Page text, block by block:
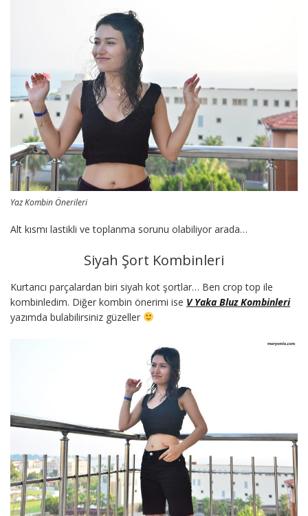
Yaz Kombin Önerileri
Alt kısmı lastikli ve toplanma sorunu olabiliyor arada…
Siyah Şort Kombinleri
Kurtarıcı parçalardan biri siyah kot şortlar… Ben crop top ile
kombinledim. Diğer kombin önerimi ise V Yaka Bluz Kombinleri
yazımda bulabilirsiniz güzeller